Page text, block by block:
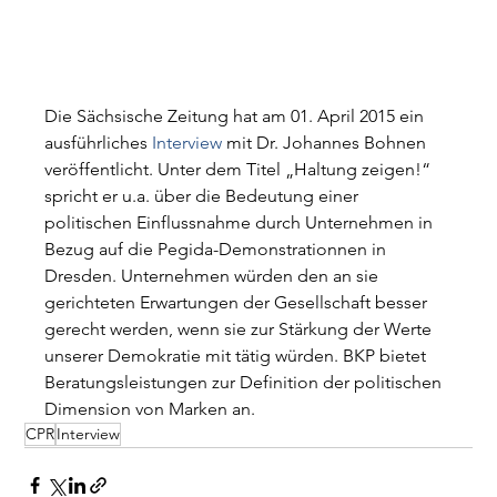
Die Sächsische Zeitung hat am 01. April 2015 ein
ausführliches Interview mit Dr. Johannes Bohnen
veröffentlicht. Unter dem Titel „Haltung zeigen!“
spricht er u.a. über die Bedeutung einer
politischen Einflussnahme durch Unternehmen in
Bezug auf die Pegida-Demonstrationnen in
Dresden. Unternehmen würden den an sie
gerichteten Erwartungen der Gesellschaft besser
gerecht werden, wenn sie zur Stärkung der Werte
unserer Demokratie mit tätig würden. BKP bietet
Beratungsleistungen zur Definition der politischen
Dimension von Marken an.
CPRInterview